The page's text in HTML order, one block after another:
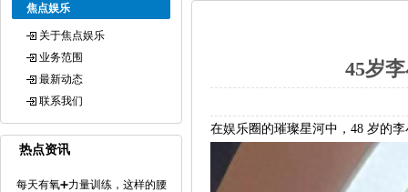
焦点娱乐
关于焦点娱乐
业务范围
最新动态
联系我们
热点资讯
每天有氧➕力量训练，这样的腰
45岁
在娱乐圈的璀璨星河中，48 岁的